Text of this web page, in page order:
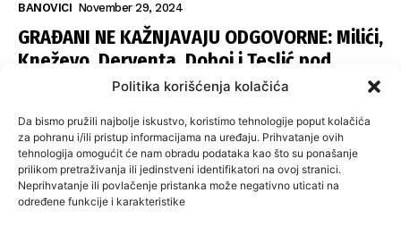
Politika korišćenja kolačića
Da bismo pružili najbolje iskustvo, koristimo tehnologije poput kolačića
za pohranu i/ili pristup informacijama na uređaju. Prihvatanje ovih
tehnologija omogućit će nam obradu podataka kao što su ponašanje
prilikom pretraživanja ili jedinstveni identifikatori na ovoj stranici.
Neprihvatanje ili povlačenje pristanka može negativno uticati na
određene funkcije i karakteristike
BANOVICI November 29, 2024
GRAĐANI NE KAŽNJAVAJU ODGOVORNE: Milići,
Kneževo, Derventa, Doboj i Teslić pod
šapom istih stranaka
SNSD UČVRSTIO VLAST U ISTOČNOM
SARAJEVU: Opoziciji dvije opštine, slijedi
raspodjela funkcija